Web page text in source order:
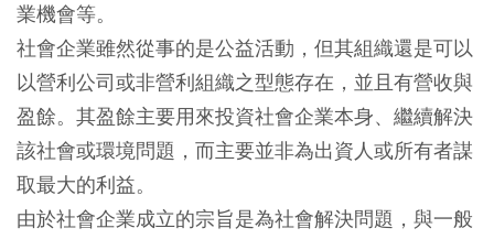
業機會等。
社會企業雖然從事的是公益活動，但其組織還是可以
以營利公司或非營利組織之型態存在，並且有營收與
盈餘。其盈餘主要用來投資社會企業本身、繼續解決
該社會或環境問題，而主要並非為出資人或所有者謀
取最大的利益。
由於社會企業成立的宗旨是為社會解決問題，與一般